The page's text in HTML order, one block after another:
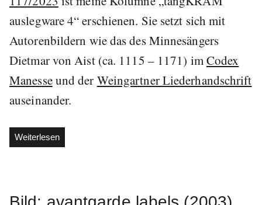
auslegware 4“ erschienen. Sie setzt sich mit
Autorenbildern wie das des Minnesängers
Dietmar von Aist (ca. 1115 – 1171) imCodex
Manesseund der Weingartner Liederhandschrift
auseinander.
Weiterlesen„tangKRAM
auslegware